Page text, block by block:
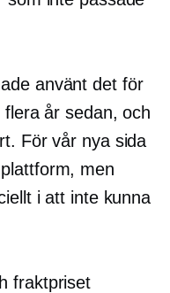
använt det för
år sedan, och
För vår nya sida
men
i att inte kunna
fraktpriset